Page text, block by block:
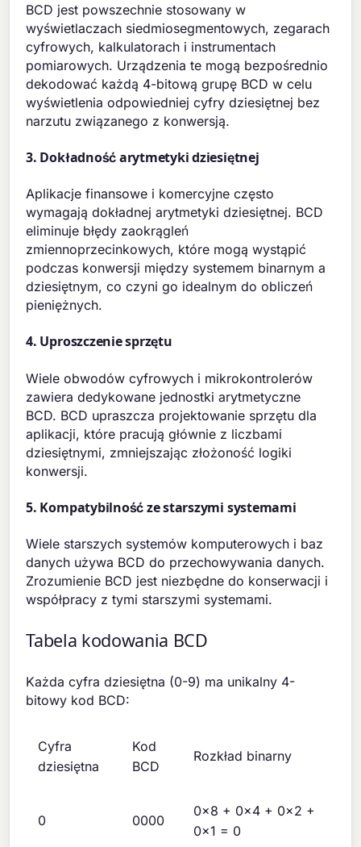
BCD jest powszechnie stosowany w
wyświetlaczach siedmiosegmentowych, zegarach
cyfrowych, kalkulatorach i instrumentach
pomiarowych. Urządzenia te mogą bezpośrednio
dekodować każdą 4-bitową grupę BCD w celu
wyświetlenia odpowiedniej cyfry dziesiętnej bez
narzutu związanego z konwersją.
3. Dokładność arytmetyki dziesiętnej
Aplikacje finansowe i komercyjne często
wymagają dokładnej arytmetyki dziesiętnej. BCD
eliminuje błędy zaokrągleń
zmiennoprzecinkowych, które mogą wystąpić
podczas konwersji między systemem binarnym a
dziesiętnym, co czyni go idealnym do obliczeń
pieniężnych.
4. Uproszczenie sprzętu
Wiele obwodów cyfrowych i mikrokontrolerów
zawiera dedykowane jednostki arytmetyczne
BCD. BCD upraszcza projektowanie sprzętu dla
aplikacji, które pracują głównie z liczbami
dziesiętnymi, zmniejszając złożoność logiki
konwersji.
5. Kompatybilność ze starszymi systemami
Wiele starszych systemów komputerowych i baz
danych używa BCD do przechowywania danych.
Zrozumienie BCD jest niezbędne do konserwacji i
współpracy z tymi starszymi systemami.
Tabela kodowania BCD
Każda cyfra dziesiętna (0-9) ma unikalny 4-
bitowy kod BCD:
Cyfra
dziesiętna
Kod
BCD
Rozkład binarny
0 0000
0×8 + 0×4 + 0×2 +
0×1 = 0